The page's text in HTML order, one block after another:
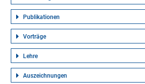
Publikationen
Vorträge
Lehre
Auszeichnungen